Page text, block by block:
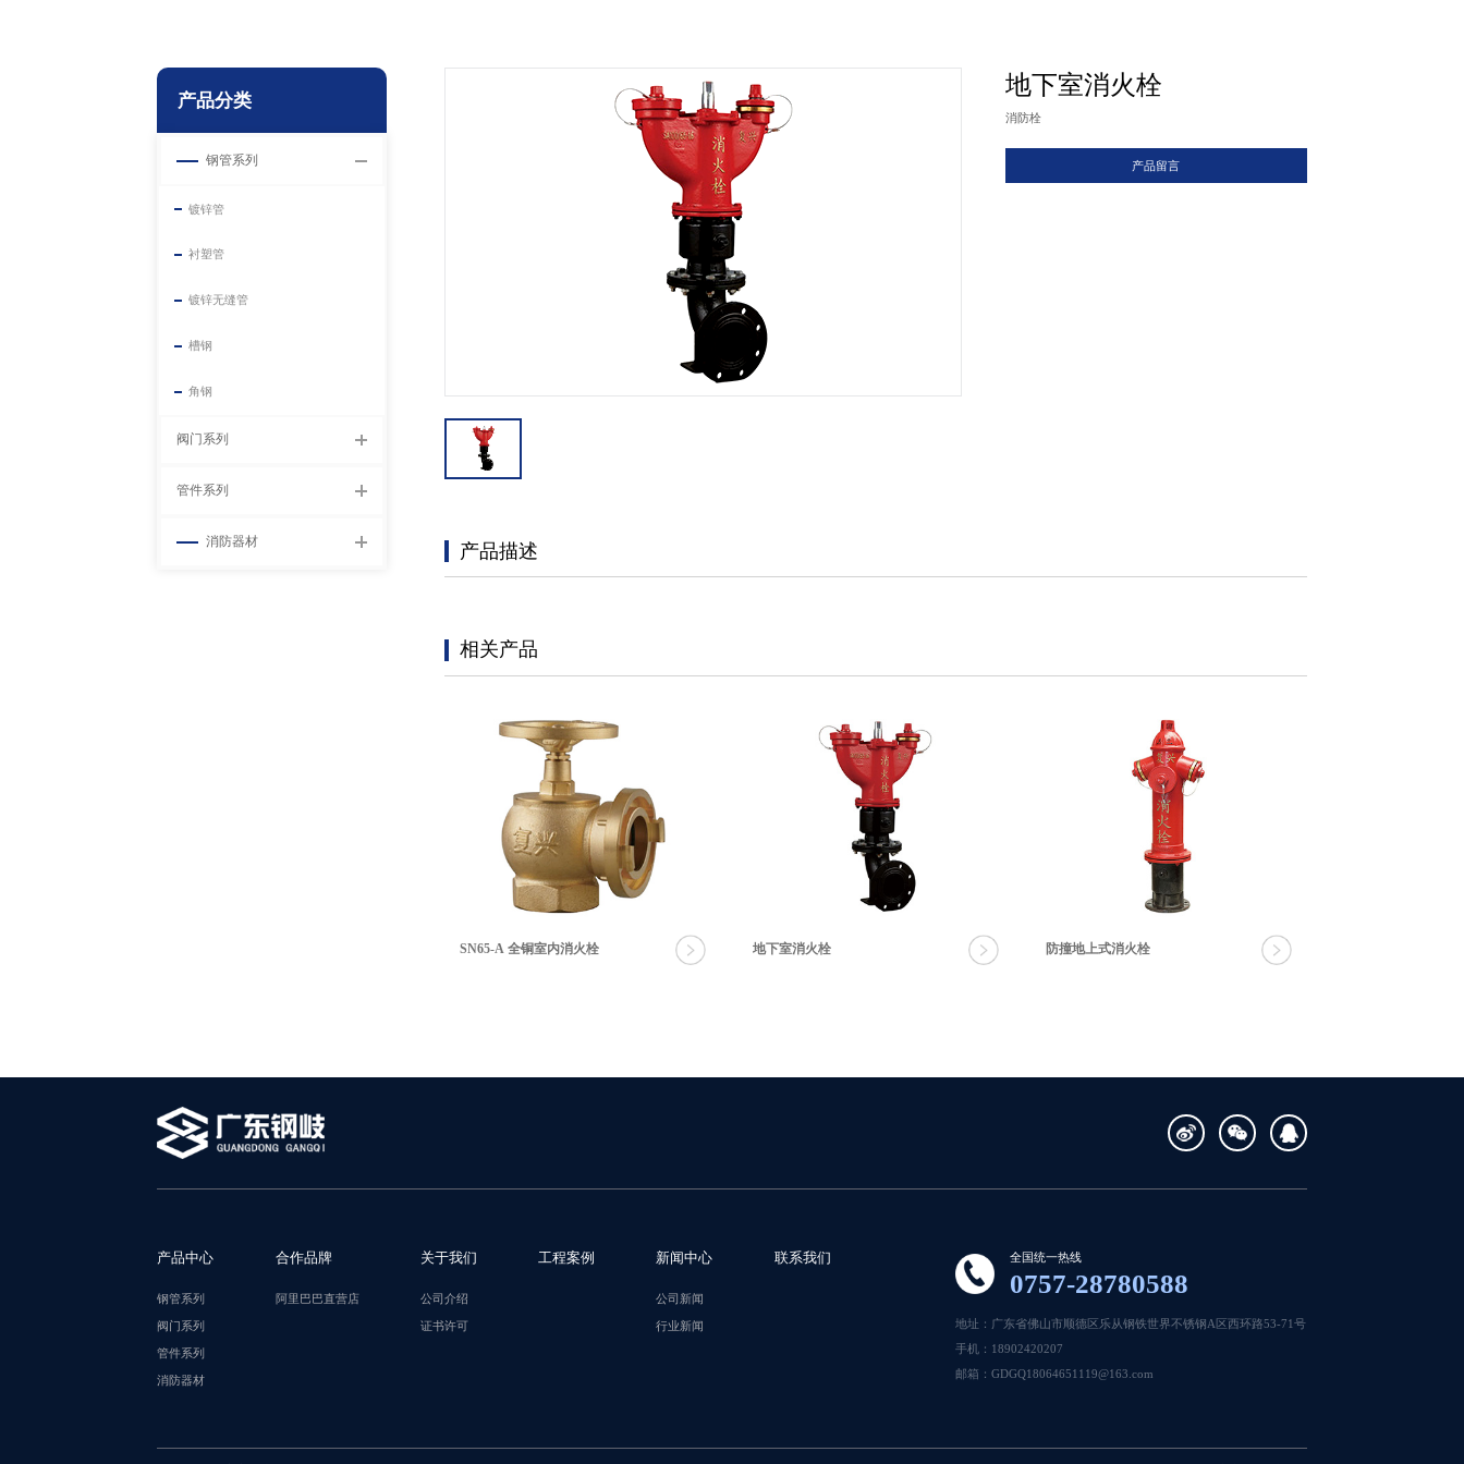
产品分类
钢管系列
镀锌管
衬塑管
镀锌无缝管
槽钢
角钢
阀门系列
管件系列
消防器材
地下室消火栓
消防栓
产品留言
产品描述
相关产品
SN65-A 全铜室内消火栓 地下室消火栓 防撞地上式消火栓
产品中心
钢管系列
阀门系列
管件系列
消防器材
合作品牌
阿里巴巴直营店
关于我们
公司介绍
证书许可
工程案例 新闻中心
公司新闻
行业新闻
联系我们 全国统一热线
0757-28780588
地址：广东省佛山市顺德区乐从钢铁世界不锈钢A区西环路53-71号
手机：18902420207
邮箱：GDGQ18064651119@163.com